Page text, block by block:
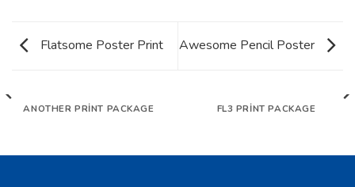
Flatsome Poster Print Awesome Pencil Poster
ANOTHER PRINT PACKAGE FL3 PRINT PACKAGE